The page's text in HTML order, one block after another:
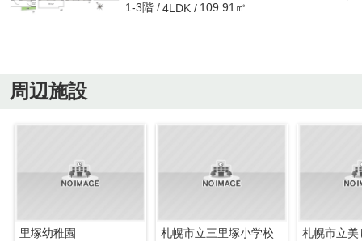
1-3階 4LDK 109.91㎡
周辺施設
里塚幼稚園
札幌市立三里塚小学校